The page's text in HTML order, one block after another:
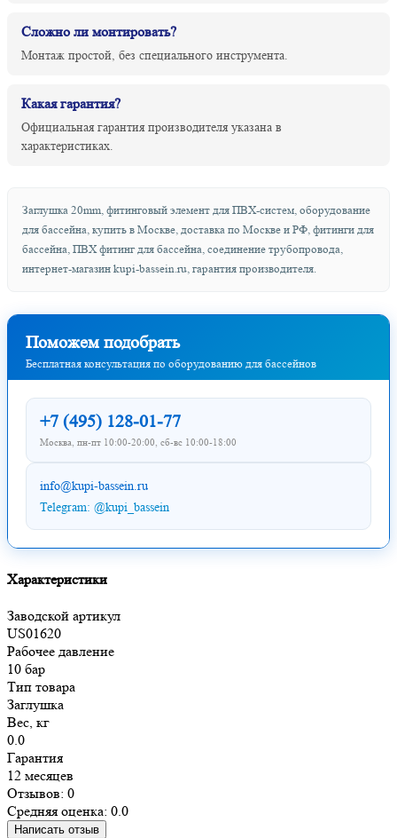
Сложно ли монтировать?
Монтаж простой, без специального инструмента.
Какая гарантия?
Официальная гарантия производителя указана в
характеристиках.
Заглушка 20mm, фитинговый элемент для ПВХ-систем, оборудование
для бассейна, купить в Москве, доставка по Москве и РФ, фитинги для
бассейна, ПВХ фитинг для бассейна, соединение трубопровода,
интернет-магазин kupi-bassein.ru, гарантия производителя.
Поможем подобрать
Бесплатная консультация по оборудованию для бассейнов
+7 (495) 128-01-77
Москва, пн-пт 10:00-20:00, сб-вс 10:00-18:00
info@kupi-bassein.ru
Telegram: @kupi_bassein
Характеристики
Заводской артикул
US01620
Рабочее давление
10 бар
Тип товара
Заглушка
Вес, кг
0.0
Гарантия
12 месяцев
Отзывов: 0
Средняя оценка: 0.0
Написать отзыв